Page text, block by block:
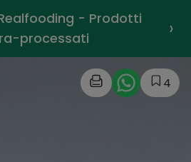
- Prodotti
processati
›
4